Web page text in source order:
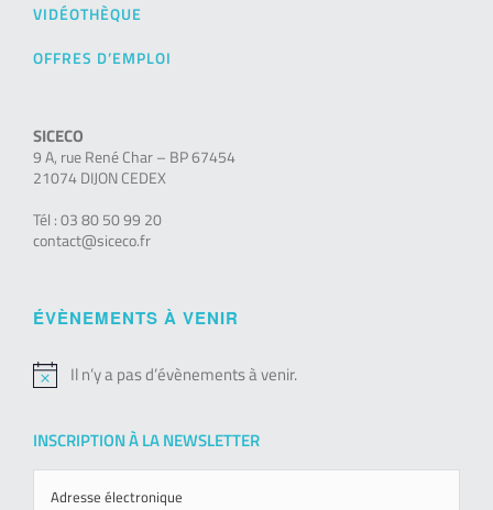
VIDÉOTHÈQUE
OFFRES D’EMPLOI
SICECO
9 A, rue René Char – BP 67454
21074 DIJON CEDEX
Tél : 03 80 50 99 20
contact@siceco.fr
ÉVÈNEMENTS À VENIR
Notice
Il n’y a pas d’évènements à venir.
INSCRIPTION À LA NEWSLETTER